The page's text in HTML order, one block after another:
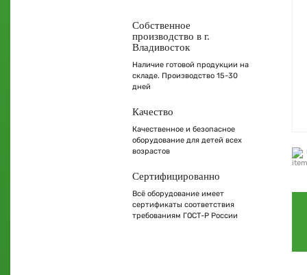
Собственное
производство в г.
Владивосток
Наличие готовой продукции на
складе. Производство 15-30
дней
Качество
Качественное и безопасное
оборудование для детей всех
возрастов
Сертифицированно
Всё оборудование имеет
сертификаты соответствия
требованиям ГОСТ-Р России